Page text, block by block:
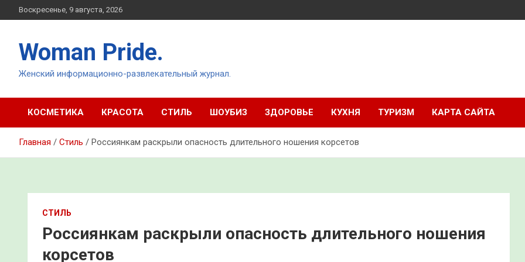
Перейти
к
Воскресенье, 9 августа, 2026
Woman Pride.
Женский информационно-развлекательный журнал.
КОСМЕТИКА КРАСОТА СТИЛЬ ШОУБИЗ ЗДОРОВЬЕ КУХНЯ ТУРИЗМ КАРТА САЙТА
Главная Стиль Россиянкам раскрыли опасность длительного ношения корсетов
СТИЛЬ
Россиянкам раскрыли опасность длительного ношения
корсетов